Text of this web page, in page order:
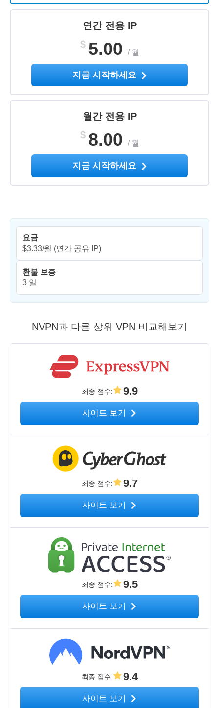
연간 전용 IP
$ 5.00 / 월
지금 시작하세요
월간 전용 IP
$ 8.00 / 월
지금 시작하세요
요금
$3.33/월 (연간 공유 IP)
환불 보증
3 일
NVPN과 다른 상위 VPN 비교해보기
최종 점수: 9.9
사이트 보기
최종 점수: 9.7
사이트 보기
최종 점수: 9.5
사이트 보기
최종 점수: 9.4
사이트 보기